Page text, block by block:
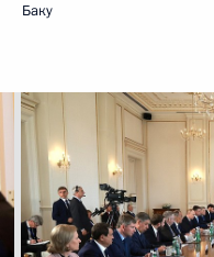
Баку